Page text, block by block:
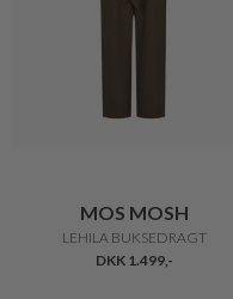
MOS MOSH
LEHILA BUKSEDRAGT
DKK 1.499,-